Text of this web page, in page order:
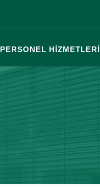
PERSONEL HİZMETLERİ